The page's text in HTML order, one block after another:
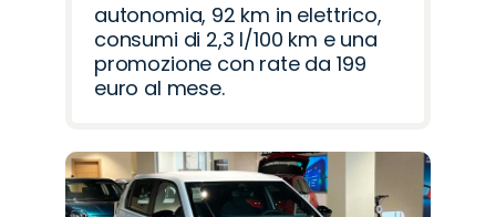
autonomia, 92 km in elettrico,
consumi di 2,3 l/100 km e una
promozione con rate da 199
euro al mese.